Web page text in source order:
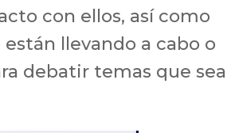
con ellos, así como
llevando a cabo o
debatir temas que